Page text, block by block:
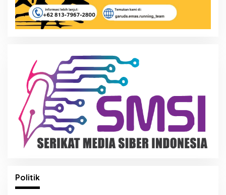
Politik